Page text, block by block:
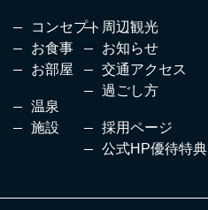
コンセプト
お食事
お部屋
温泉
施設
周辺観光
お知らせ
交通アクセス
過ごし方
採用ページ
公式HP優待特典